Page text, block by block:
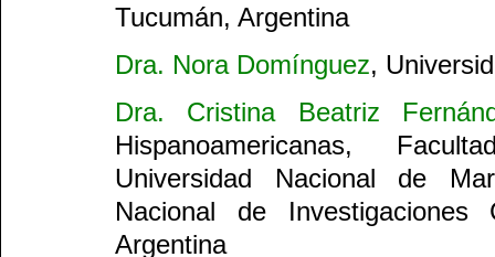
Tucumán, Argentina
Dra. Nora Domínguez,
Dra. Cristina Beatriz
Hispanoamericanas,
Universidad Nacional de
Nacional de Investigaciones
Argentina